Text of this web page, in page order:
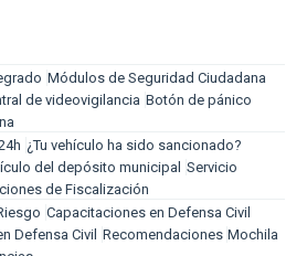
Módulos de Seguridad Ciudadana
de videovigilancia Botón de pánico
¿Tu vehículo ha sido sancionado?
del depósito municipal Servicio
de Fiscalización
Capacitaciones en Defensa Civil
Defensa Civil Recomendaciones Mochila